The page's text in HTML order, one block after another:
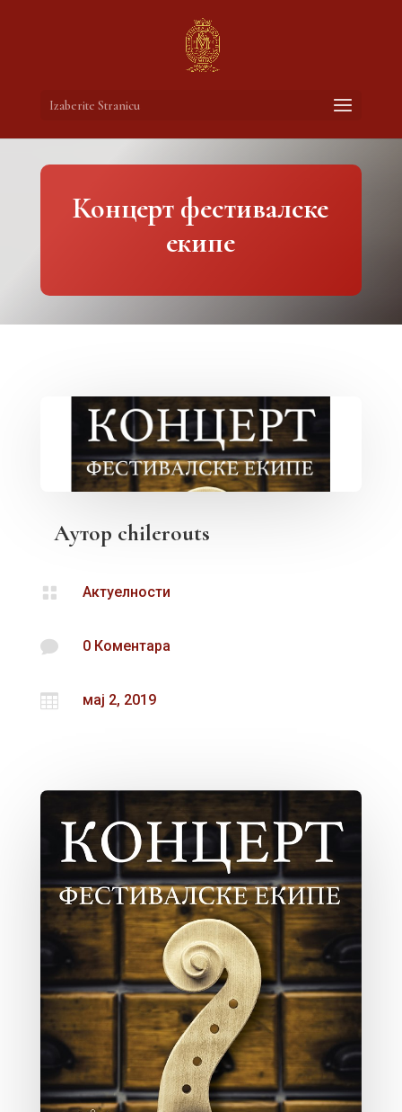
Izaberite Stranicu
Концерт фестивалске
екипе
Аутор chilerouts
 Актуелности
 0 Коментара
 мај 2, 2019